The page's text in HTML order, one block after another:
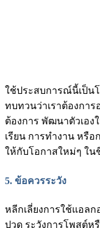
ใช้ประสบการณ์นี้เป็น
ทบทวนว่าเราต้องกา
ต้องการ พัฒนาตัวเอง
เรียน การทำงาน หรื
ให้กับโอกาสใหม่ๆ ใน
5. ข้อควรระวัง
หลีกเลี่ยงการใช้แอลก
ปวด ระวังการโพสต์ห